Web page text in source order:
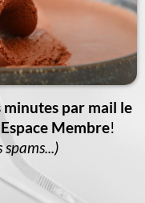
par mail le
Membre!